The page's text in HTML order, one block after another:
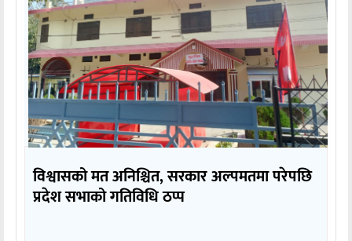
विश्वासको मत अनिश्चित, सरकार अल्पमतमा परेपछि
प्रदेश सभाको गतिविधि ठप्प